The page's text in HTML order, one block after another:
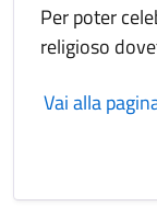
Per poter
religioso
Vai alla